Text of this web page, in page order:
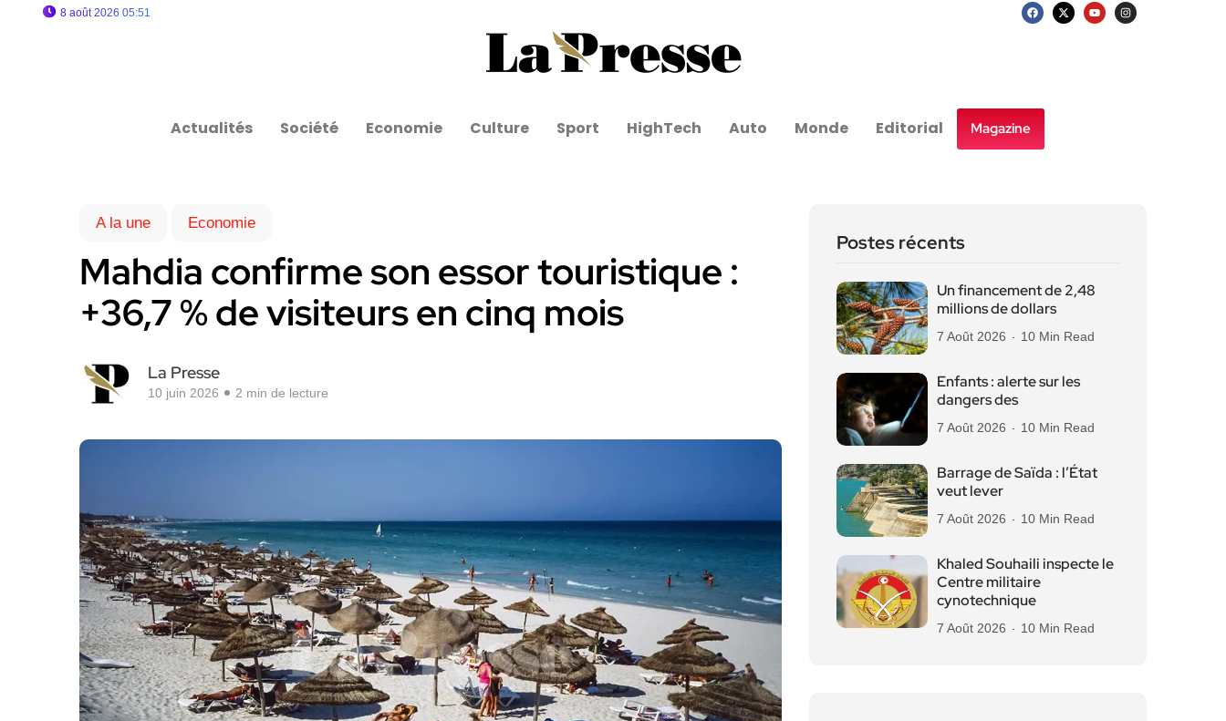
8 août 2026 05:51
Actualités Société Economie Culture Sport HighTech Auto Monde Editorial Magazine
A la une Economie
Mahdia confirme son essor touristique :
+36,7 % de visiteurs en cinq mois
La Presse
10 juin 2026 2 min de lecture
Postes récents
Un financement de 2,48
millions de dollars
7 Août 2026 10 Min Read
Enfants : alerte sur les
dangers des
7 Août 2026 10 Min Read
Barrage de Saïda : l’État
veut lever
7 Août 2026 10 Min Read
Khaled Souhaili inspecte le
Centre militaire
cynotechnique
7 Août 2026 10 Min Read